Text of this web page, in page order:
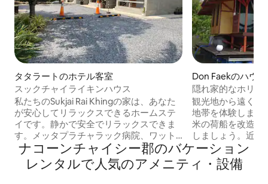
タタラートのホテル客室
スックチャイライキンハウス
私たちのSukjai Rai Khingの家は、あなた
が安心してリラックスできるホームステ
イです。静かで安全でリラックスできま
す。メッタプラチャラック病院、ワット
ライキンに近いです。仕事、勉強、トレ
ーニング、休憩に利用できます。ドンワ
イ水上市場、サムプラーン庭園、庭園内
Don Faekのハウ
隠れ家的なホリデ
観光地から遠く離
地帯を体験しまし
米の荷船を改造し
しましょう。近
院、カフェ、村を
車、カヤック、
しょう。ご利用い
ナコーンチャイシー郡のバケーション
レンタルで人気のアメニティ・設備